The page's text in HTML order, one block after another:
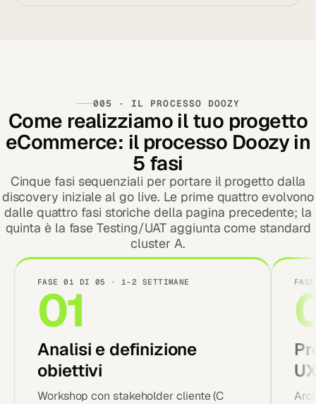
005 · IL PROCESSO DOOZY
Come realizziamo il tuo progetto
eCommerce: il processo Doozy in
5 fasi
Cinque fasi sequenziali per portare il progetto dalla
discovery iniziale al go live. Le prime quattro evolvono
dalle quattro fasi storiche della pagina precedente; la
quinta è la fase Testing/UAT aggiunta come standard
cluster A.
FASE 01 DI 05 · 1-2 SETTIMANE
01
Analisi e definizione
obiettivi
Workshop con stakeholder cliente (C